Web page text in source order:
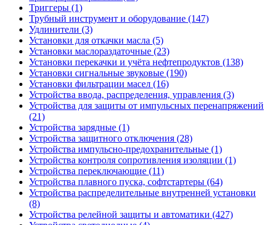
Триггеры (1)
Трубный инструмент и оборудование (147)
Удлинители (3)
Установки для откачки масла (5)
Установки маслораздаточные (23)
Установки перекачки и учёта нефтепродуктов (138)
Установки сигнальные звуковые (190)
Установки фильтрации масел (16)
Устройства ввода, распределения, управления (3)
Устройства для защиты от импульсных перенапряжений
(21)
Устройства зарядные (1)
Устройства защитного отключения (28)
Устройства импульсно-предохранительные (1)
Устройства контроля сопротивления изоляции (1)
Устройства переключающие (11)
Устройства плавного пуска, софтстартеры (64)
Устройства распределительные внутренней установки
(8)
Устройства релейной защиты и автоматики (427)